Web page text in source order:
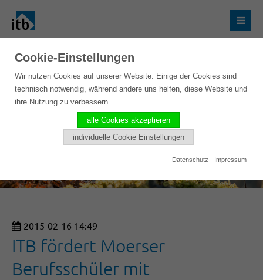
2015-02-16 14:49
ITB fördert Moerser
Berufsschüler mit
Cookie-Einstellungen
Wir nutzen Cookies auf unserer Website. Einige der Cookies sind
technisch notwendig, während andere uns helfen, diese Website und
ihre Nutzung zu verbessern.
alle Cookies akzeptieren
individuelle Cookie Einstellungen
Datenschutz Impressum